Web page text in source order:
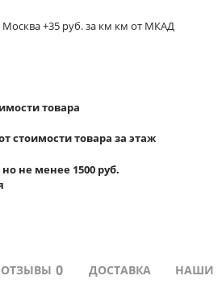
Москва +35 руб. за км км от МКАД
товара
стоимости товара за этаж
но не менее 1500 руб.
ОТЗЫВЫ 0 ДОСТАВКА НАШИ